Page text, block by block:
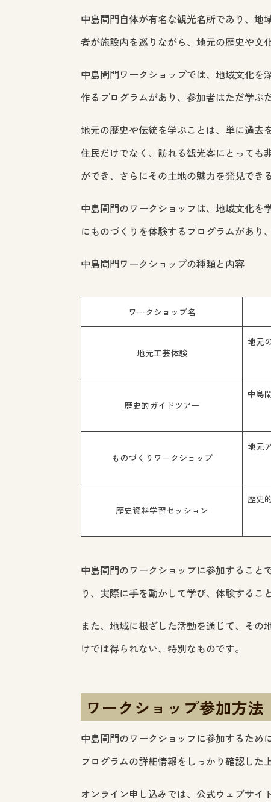
中島閘門自体が有名な観光名所であり、地
者が施設内を巡りながら、地元の歴史や文
中島閘門ワークショップでは、地域文化を
作るプログラムがあり、参加者はただ学ぶ
地元の歴史や伝統を学ぶことは、単に過去
住民だけでなく、訪れる観光客にとっても
ができ、さらにその土地の魅力を発見でき
中島閘門のワークショップは、地域文化を
にものづくりを体験するプログラムがあり
中島閘門ワークショップの種類と内容
ワークショップ名
地元工芸体験
地元
歴史的ガイドツアー
中島
ものづくりワークショップ
地元
歴史資料学習セッション
歴史
中島閘門のワークショップに参加すること
り、実際に手を動かして学び、体験するこ
また、地域に根ざした活動を通じて、そ
けでは得られない、特別なものです。
ワークショップ参加方法
中島閘門のワークショップに参加するた
プログラムの詳細情報をしっかり確認した
オンライン申し込みでは、公式ウェブサ